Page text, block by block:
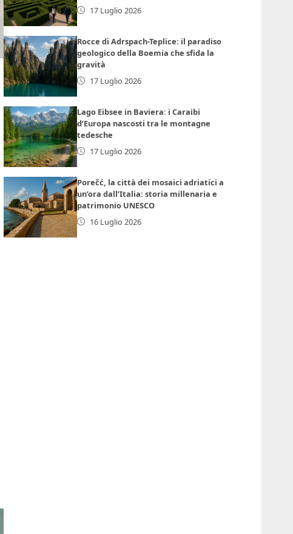
17 Luglio 2026
Rocce di Adrspach-Teplice: il paradiso
geologico della Boemia che sfida la
gravità
17 Luglio 2026
Lago Eibsee in Baviera: i Caraibi
d’Europa nascosti tra le montagne
tedesche
17 Luglio 2026
Porečć, la città dei mosaici adriatici a
un’ora dall’Italia: storia millenaria e
patrimonio UNESCO
16 Luglio 2026